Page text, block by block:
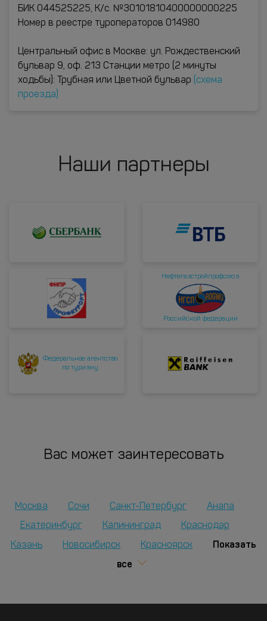
БИК 044525225, К/с. №30101810400000000225
Номер в реестре туроператоров 014980
Центральный офис в Москве: ул. Рождественский
бульвар 9, оф. 213 Станции метро (2 минуты
ходьбы): Трубная или Цветной бульвар
(схема
проезда)
Наши партнеры
Нефтегазстройпрофсоюз
Российской федерации
Федеральное агентство
по туризму
Вас может заинтересовать
Москва Сочи Санкт-Петербург
Анапа
Екатеринбург
Калининград Краснодар
Казань Новосибирск Красноярск
Показать
все